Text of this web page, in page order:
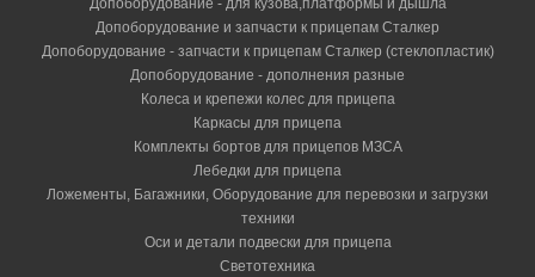
Допоборудование - для кузова,платформы и дышла
Допоборудование и запчасти к прицепам Сталкер
Допоборудование - запчасти к прицепам Сталкер (стеклопластик)
Допоборудование - дополнения разные
Колеса и крепежи колес для прицепа
Каркасы для прицепа
Комплекты бортов для прицепов МЗСА
Лебедки для прицепа
Ложементы, Багажники, Оборудование для перевозки и загрузки
техники
Оси и детали подвески для прицепа
Светотехника